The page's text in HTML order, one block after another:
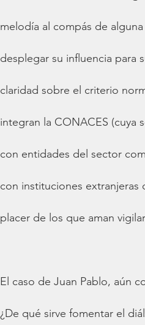
melodía al compás de
desplegar su influencia
claridad sobre el criterio
integran la CONACES (cuya
con entidades del sector
con instituciones extranjeras
placer de los que aman
El caso de Juan Pablo, aún
¿De qué sirve fomentar el